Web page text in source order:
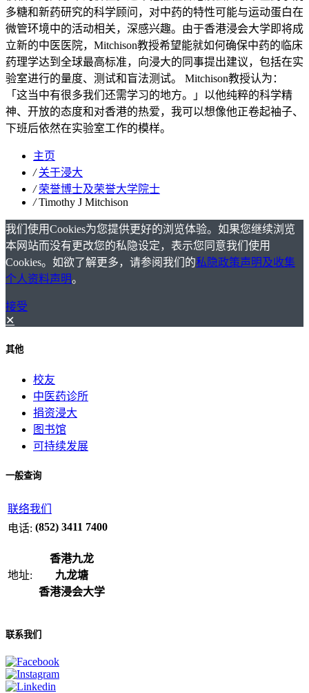
多糖和新药研究的科学顾问，对中药的特性可能与运动蛋白在
微管环境中的活动相关，深感兴趣。由于香港浸会大学即将成
立新的中医医院，Mitchison教授希望能就如何确保中药的临床
药理学达到全球最高标准，向浸大的同事提出建议，包括在实
验室进行的量度、测试和盲法测试。 Mitchison教授认为：
「这当中有很多我们还需学习的地方。」以他纯粹的科学精
神、开放的态度和对香港的热爱，我可以想像他正卷起袖子、
下班后依然在实验室工作的模样。
主页
/ 关于浸大
/ 荣誉博士及荣誉大学院士
/ Timothy J Mitchison
我们使用Cookies为您提供更好的浏览体验。如果您继续浏览
本网站而没有更改您的私隐设定，表示您同意我们使用
Cookies。如欲了解更多，请参阅我们的私隐政策声明及收集
个人资料声明。
接受
✕
其他
校友
中医药诊所
捐资浸大
图书馆
可持续发展
一般查询
联络我们
电话: (852) 3411 7400
地址:
香港九龙
九龙塘
香港浸会大学
联系我们